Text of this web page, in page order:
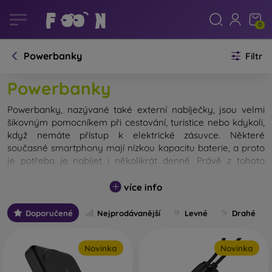
0
Powerbanky Filtr
Powerbanky
Powerbanky, nazývané také externí nabíječky, jsou velmi
šikovným pomocníkem při cestování, turistice nebo kdykoli,
když nemáte přístup k elektrické zásuvce. Některé
současné smartphony mají nízkou kapacitu baterie, a proto
je potřeba je nabíjet i několikrát denně. Právě z tohoto
Pokud ji nevyužijete vy, vaši známí v okolí takovou pomoc
Pomocí externích nabíječek nabijete kromě telefonů také
Při výběru powerbanky se můžete rozhodovat podle
několika jejích parametrů.
více info
Doporučené Nejprodávanější Levné Drahé
Novinka Novinka